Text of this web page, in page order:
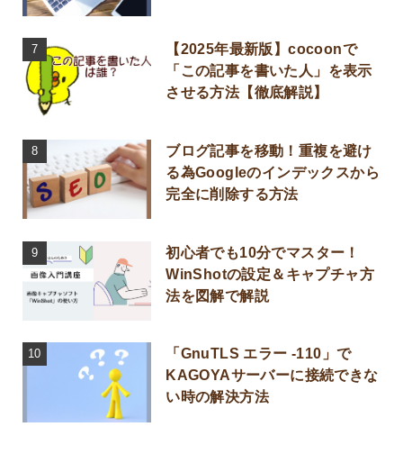
【2025年最新版】cocoonで
「この記事を書いた人」を表示
させる方法【徹底解説】
ブログ記事を移動！重複を避け
る為Googleのインデックスから
完全に削除する方法
初心者でも10分でマスター！
WinShotの設定＆キャプチャ方
法を図解で解説
「GnuTLS エラー -110」で
KAGOYAサーバーに接続できな
い時の解決方法